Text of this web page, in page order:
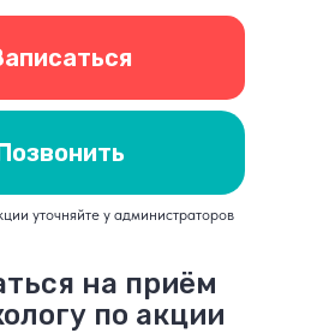
уточняйте у администраторов
на приём
по акции